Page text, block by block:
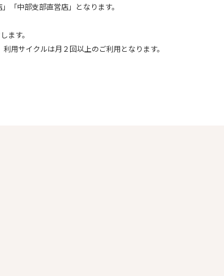
「中部支部直営店」となります。
ます。
用サイクルは月２回以上のご利用となります。